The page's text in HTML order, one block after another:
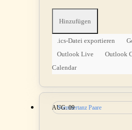
Hinzufügen
.ics-Datei exportieren
Outlook Live
Outlook
Calendar
Sommertanz Paare
AUG.09